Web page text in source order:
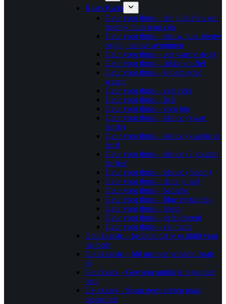
Kaars Kado
Geur voor thuis – dat jullie huis een
heerlijk thuis mag zijn
Geur voor thuis – nieuw huis, nieuw
begin, nieuwe avonturen
Geur voor thuis – een warme groet
Geur voor thuis – dikke knuffel
Geur voor thuis – je bent goud
waard
Geur voor thuis – veel liefs
Geur voor thuis – liefs
Geur voor thuis – voor jou
Geur voor thuis – blanco (zwart
hartje)
Geur voor thuis – blanco (kaarsje in
hart)
Geur voor thuis – blanco (2 gouden
hartjes)
Geur voor thuis – blanco (bloem)
Geur voor thuis – dank je wel
Geur voor thuis – bedankt
Geur voor thuis – fijne verjaardag
Geur voor thuis – hoera
Geur voor thuis – gefeliciteerd
Geur voor thuis – van harte
Geurkaarsje – bedankt dat je er altijd voor
me bent
Geurkaarsje – blij met een vriendin zoals
jij
Geurkaars – Gewoon omdat je bijzonder
bent
Geurkaars – Spaar geen centen maar
momenten